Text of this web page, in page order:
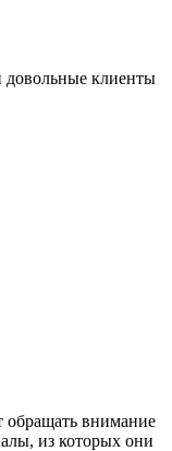
клиенты
обращать внимание
из которых они